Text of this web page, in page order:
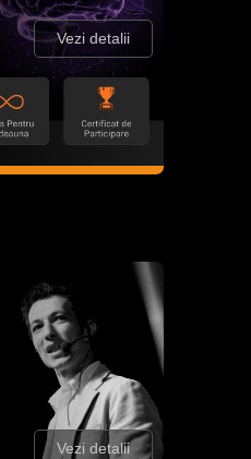
Vezi detalii
Vezi detalii